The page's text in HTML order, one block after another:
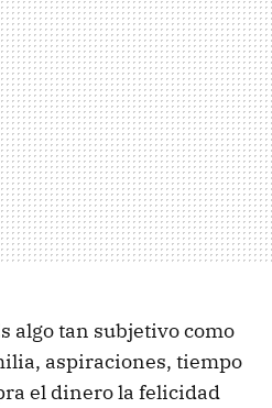
algo tan subjetivo como
aspiraciones, tiempo
el dinero la felicidad